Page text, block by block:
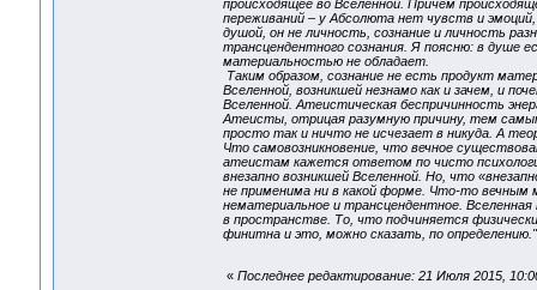
происходящее во Вселенной. Причем
переживаний – у Абсолюта нет чувств и
душой, он не личность, сознание и личность
трансцендентного сознания. Я поясню: в душе
материальностью не обладает.
Таким образом, сознание не есть продукт
Вселенной, возникшей незнамо как и зачем, и
Вселенной. Атеистическая беспричинность
Атеисты, отрицая разумную причину, тем
просто так и ничто не исчезает в никуда. А
Что самовозникновение, что вечное
атеистам кажется ответом по чисто
внезапно возникшей Вселенной. Но, что
не применима ни в какой форме. Что-то вечным
нематериальное и трансцендентное. Вселенная
в пространстве. То, что подчиняется
финитна и это, можно сказать, по определению."
« Последнее редактирование: 21 Июля 2015,